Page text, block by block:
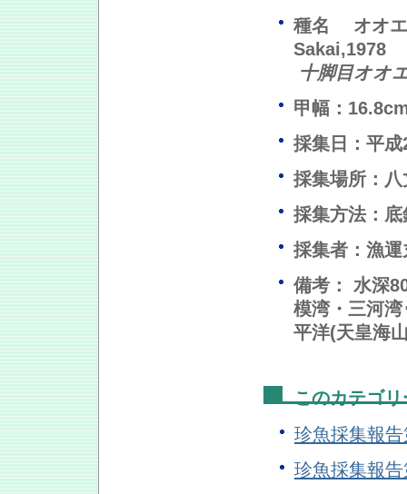
種名 オオ
Sakai,1978
十脚目オオ
甲幅：
採集日：平
採集場所：
採集方法：底
採集者：漁運
備考： 水深
模湾・三河
平洋(天皇海
このカテゴ
珍魚採集報
珍魚採集報